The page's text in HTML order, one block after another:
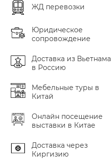
ЖД перевозки
Юридическое
сопровождение
Доставка из Вьетнама
в Россию
Мебельные туры в
Китай
Онлайн посещение
выставки в Китае
Доставка через
Киргизию